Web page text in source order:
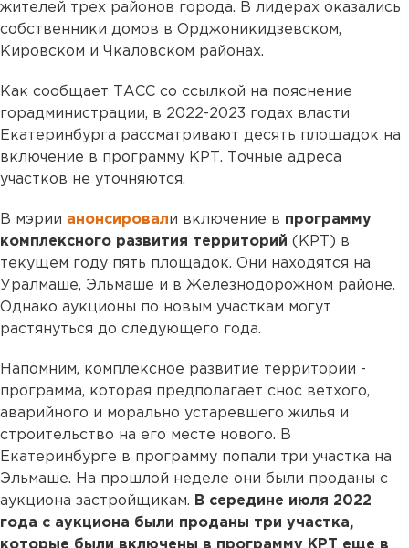
жителей трех районов города. В лидерах оказались
собственники домов в Орджоникидзевском,
Кировском и Чкаловском районах.
Как сообщает ТАСС со ссылкой на пояснение
горадминистрации, в 2022-2023 годах власти
Екатеринбурга рассматривают десять площадок на
включение в программу КРТ. Точные адреса
участков не уточняются.
В мэрии анонсировали включение в программу
комплексного развития территорий (КРТ) в
текущем году пять площадок. Они находятся на
Уралмаше, Эльмаше и в Железнодорожном районе.
Однако аукционы по новым участкам могут
растянуться до следующего года.
Напомним, комплексное развитие территории -
программа, которая предполагает снос ветхого,
аварийного и морально устаревшего жилья и
строительство на его месте нового. В
Екатеринбурге в программу попали три участка на
Эльмаше. На прошлой неделе они были проданы с
аукциона застройщикам. В середине июля 2022
года с аукциона были проданы три участка,
которые были включены в программу КРТ еще в